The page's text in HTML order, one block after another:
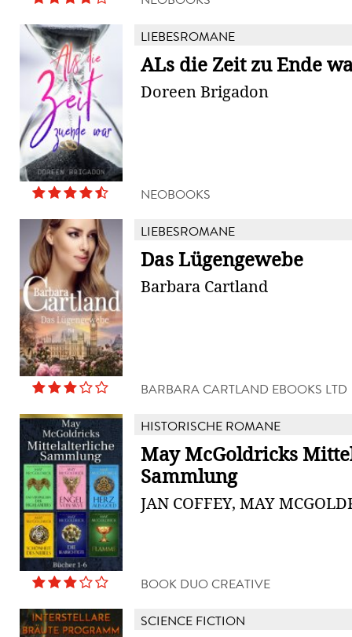
LIEBESROMANE
ALs die Zeit zu Ende
Doreen Brigadon
NEOBOOKS
LIEBESROMANE
Das Lügengewebe
Barbara Cartland
BARBARA CARTLAND EBOOKS LTD
HISTORISCHE ROMANE
May McGoldricks
Sammlung
JAN COFFEY, MAY
BOOK DUO CREATIVE
SCIENCE FICTION